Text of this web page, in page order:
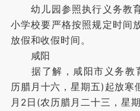
幼儿园参照执行义务教育
小学校要严格按照规定时间
放假和收假时间。
咸阳
据了解，咸阳市义务教
历腊月十六，星期五)起放
月2日(农历腊月二十三，星